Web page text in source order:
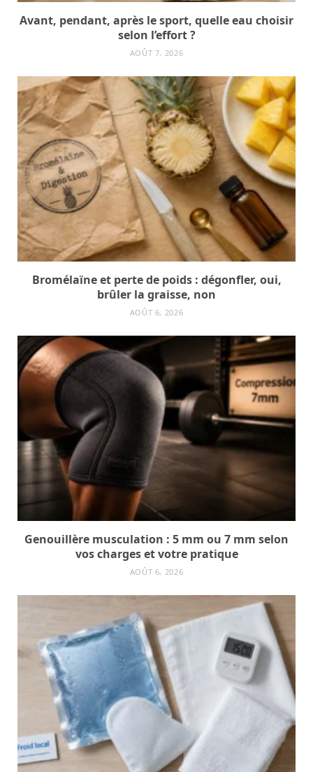
Avant, pendant, après le sport, quelle eau choisir
selon l’effort ?
AOÛT 7, 2026
Bromélaïne et perte de poids : dégonfler, oui,
brûler la graisse, non
AOÛT 6, 2026
Genouillère musculation : 5 mm ou 7 mm selon
vos charges et votre pratique
AOÛT 6, 2026